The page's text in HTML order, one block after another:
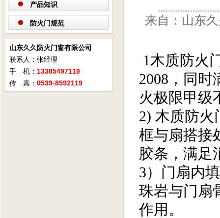
产品知识
防火门规范
山东久久防火门窗有限公司
联系人：张经理
手 机： 13385497119
传 真： 0539-8592119
来自：山东
1木质防火
2008，同
火极限甲级
2) 木质防火
框与扇搭接
胶条，满足
3）门扇内
珠岩与门扇
作用。